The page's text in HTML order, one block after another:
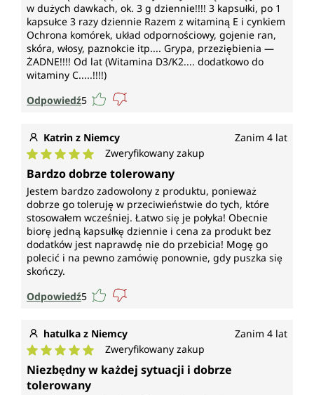
w dużych dawkach, ok. 3 g dziennie!!!! 3 kapsułki, po 1
kapsułce 3 razy dziennie Razem z witaminą E i cynkiem
Ochrona komórek, układ odpornościowy, gojenie ran,
skóra, włosy, paznokcie itp.... Grypa, przeziębienia —
ŻADNE!!!! Od lat (Witamina D3/K2.... dodatkowo do
witaminy C.....!!!!)
Odpowiedź5
Katrin z Niemcy Zanim 4 lat
Średnia ocena 5 z 5 gwiazdek
Zweryfikowany zakup
Bardzo dobrze tolerowany
Jestem bardzo zadowolony z produktu, ponieważ
dobrze go toleruję w przeciwieństwie do tych, które
stosowałem wcześniej. Łatwo się je połyka! Obecnie
biorę jedną kapsułkę dziennie i cena za produkt bez
dodatków jest naprawdę nie do przebicia! Mogę go
polecić i na pewno zamówię ponownie, gdy puszka się
skończy.
Odpowiedź5
hatulka z Niemcy Zanim 4 lat
Średnia ocena 5 z 5 gwiazdek
Zweryfikowany zakup
Niezbędny w każdej sytuacji i dobrze
tolerowany